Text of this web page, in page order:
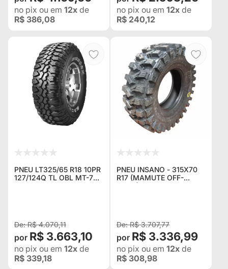
no pix ou em 12x de
R$ 386,08
no pix ou em 12x de
R$ 240,12
PNEU LT325/65 R18 10PR
127/124Q TL OBL MT-762
R$ 4.070,11
R$ 3.663,10
no pix ou em 12x de
R$ 339,18
PNEU INSANO - 315X70
R17 (MAMUTE OFF-
ROAD)
R$ 3.707,77
R$ 3.336,99
no pix ou em 12x de
R$ 308,98